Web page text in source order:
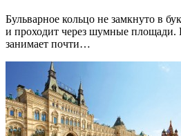
Бульварное кольцо не замкнуто в
и проходит через шумные
занимает почти…